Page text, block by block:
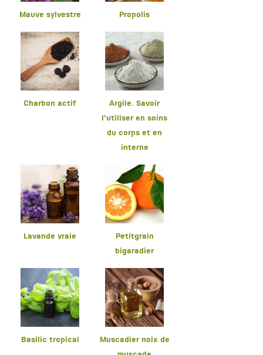
Mauve sylvestre Propolis
Charbon actif
Argile. Savoir
l'utiliser en soins
du corps et en
interne
Lavande vraie
Petitgrain
bigaradier
Basilic tropical
Muscadier noix de